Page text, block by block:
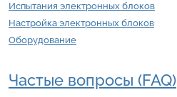
Испытания электронных блоков
Настройка электронных блоков
Оборудование
Частые вопросы (FAQ)